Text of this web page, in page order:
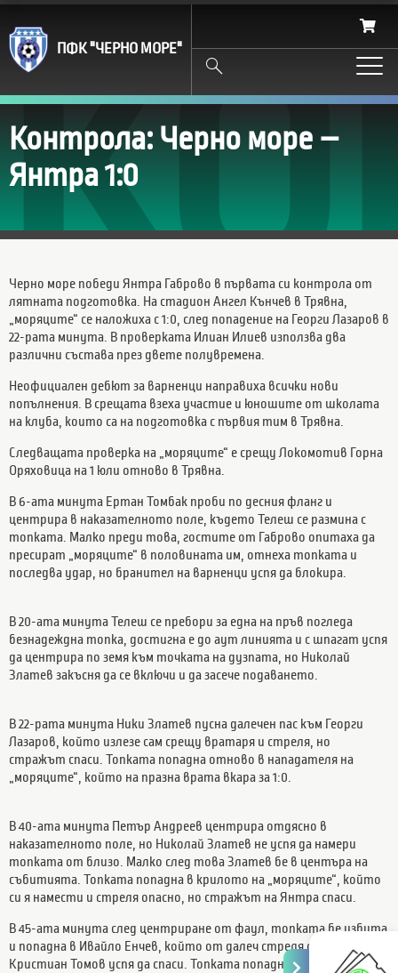
ПФК "ЧЕРНО МОРЕ"
Search
Контрола: Черно море –
Янтра 1:0
Черно море победи Янтра Габрово в първата си контрола от
лятната подготовка. На стадион Ангел Кънчев в Трявна,
„моряците“ се наложиха с 1:0, след попадение на Георги Лазаров в
22-рата минута. В проверката Илиан Илиев използва два
различни състава през двете полувремена.
Неофициален дебют за варненци направиха всички нови
попълнения. В срещата взеха участие и юношите от школата
на клуба, които са на подготовка с първия тим в Трявна.
Следващата проверка на „моряците“ е срещу Локомотив Горна
Оряховица на 1 юли отново в Трявна.
В 6-ата минута Ертан Томбак проби по десния фланг и
центрира в наказателното поле, където Телеш се размина с
топката. Малко преди това, гостите от Габрово опитаха да
пресират „моряците“ в половината им, отнеха топката и
последва удар, но бранител на варненци успя да блокира.
В 20-ата минута Телеш се пребори за една на пръв погледа
безнадеждна топка, достигна е до аут линията и с шпагат успя
да центрира по земя към точката на дузпата, но Николай
Златев закъсня да се включи и да засече подаването.
В 22-рата минута Ники Златев пусна далечен пас към Георги
Лазаров, който излезе сам срещу вратаря и стреля, но
стражът спаси. Топката попадна отново в нападателя на
„моряците“, който на празна врата вкара за 1:0.
В 40-ата минута Петър Андреев центрира отдясно в
наказателното поле, но Николай Златев не успя да намери
топката от близо. Малко след това Златев бе в центъра на
събитията. Топката попадна в крилото на „моряците“, който
си я намести и стреля опасно, но стражът на Янтра спаси.
В 45-ата минута след центриране от фаул, топката бе избита
и попадна в Ивайло Енчев, който от далеч стреля опасно, но
Кристиан Томов успя да спаси. Топката попадна в играч на